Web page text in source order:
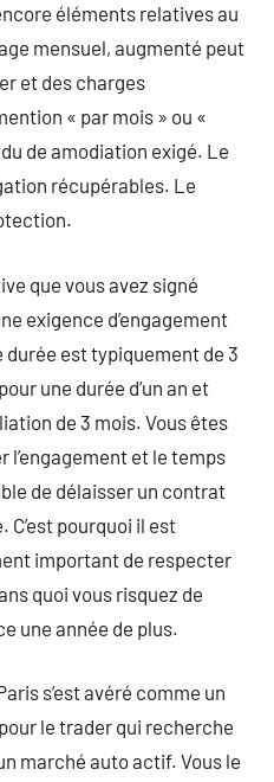
éléments relatives au
mensuel, augmenté peut
et des charges
« par mois » ou «
de amodiation exigé. Le
récupérables. Le
que vous avez signé
exigence d’engagement
durée est typiquement de 3
une durée d’un an et
de 3 mois. Vous êtes
et le temps
de délaisser un contrat
pourquoi il est
important de respecter
quoi vous risquez de
une année de plus.
s’est avéré comme un
le trader qui recherche
marché auto actif. Vous le